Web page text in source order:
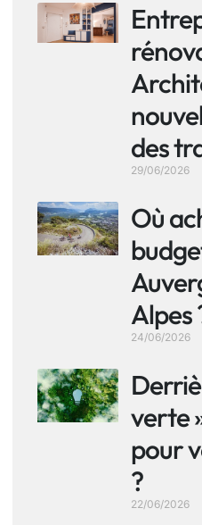
des
29/06/2026
Où
Alpes
24/06/2026
verte
pour
?
22/06/2026